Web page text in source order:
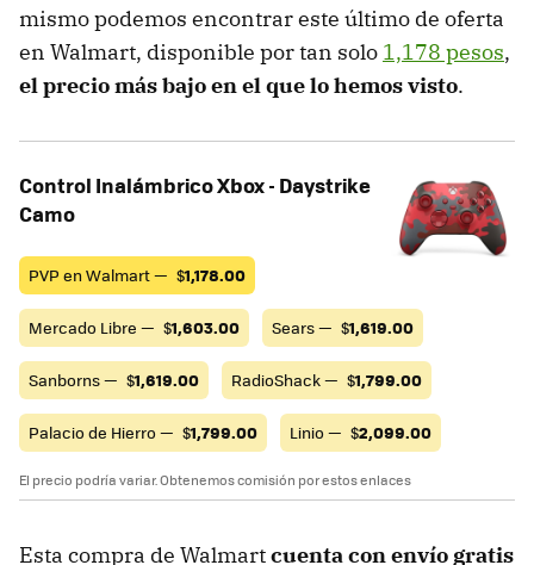
mismo podemos encontrar este último de oferta
en Walmart, disponible por tan solo 1,178 pesos,
el precio más bajo en el que lo hemos visto.
Control Inalámbrico Xbox - Daystrike
Camo
PVP en Walmart — $1,178.00
Mercado Libre — $1,603.00 Sears — $1,619.00
Sanborns — $1,619.00 RadioShack — $1,799.00
Palacio de Hierro — $1,799.00 Linio — $2,099.00
El precio podría variar. Obtenemos comisión por estos enlaces
Esta compra de Walmartcuenta con envío gratis